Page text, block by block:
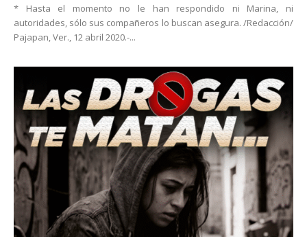
* Hasta el momento no le han respondido ni Marina, ni
autoridades, sólo sus compañeros lo buscan asegura. /Redacción/
Pajapan, Ver., 12 abril 2020.-...